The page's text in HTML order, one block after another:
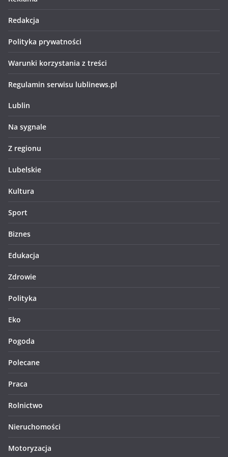
Redakcja
Polityka prywatności
Warunki korzystania z treści
Regulamin serwisu lublinews.pl
Lublin
Na sygnale
Z regionu
Lubelskie
Kultura
Sport
Biznes
Edukacja
Zdrowie
Polityka
Eko
Pogoda
Polecane
Praca
Rolnictwo
Nieruchomości
Motoryzacja